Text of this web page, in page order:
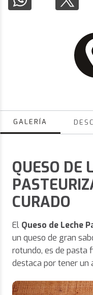
GALERÍA
QUESO DE
CURADO
El Queso de Leche
un queso de gran
rotundo, es de pasta
destaca por tener un